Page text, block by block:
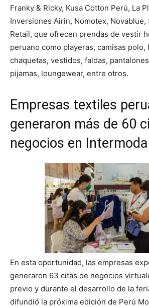
Franky & Ricky, Kusa Cotton Perú, La
Inversiones Airin, Nomotex, Novablue,
Retail, que ofrecen prendas de vestir
peruano como playeras, camisas polo,
chaquetas, vestidos, faldas,
pijamas, loungewear, entre otros.
Empresas textiles
generaron más de 60
negocios en
En esta oportunidad, las empresas
generaron 63 citas de negocios
previo y durante el desarrollo de la
difundió la próxima edición de Perú